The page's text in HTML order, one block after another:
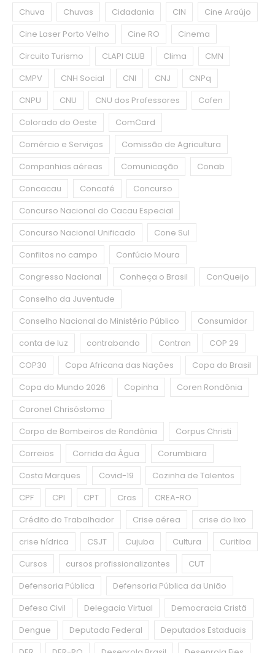
Chuva
Chuvas Cidadania CIN
Cine Araújo
Cine Laser Porto Velho
Cine RO
Cinema
Circuito Turismo
CLAPI CLUB Clima
CMN
CMPV
CNH Social CNI CNJ
CNPq
CNPU
CNU CNU dos Professores
Cofen
Colorado do Oeste
ComCard
Comércio e Serviços
Comissão de Agricultura
Companhias aéreas
Comunicação
Conab
Concacau
Concafé
Concurso
Concurso Nacional do Cacau Especial
Concurso Nacional Unificado
Cone Sul
Conflitos no campo
Confúcio Moura
Congresso Nacional
Conheça o Brasil
ConQueijo
Conselho da Juventude
Conselho Nacional do Ministério Público
Consumidor
conta de luz
contrabando Contran
COP 29
COP30
Copa Africana das Nações
Copa do Brasil
Copa do Mundo 2026
Copinha
Coren Rondônia
Coronel Chrisóstomo
Corpo de Bombeiros de Rondônia
Corpus Christi
Correios
Corrida da Água
Corumbiara
Costa Marques
Covid-19
Cozinha de Talentos
CPF
CPI CPT Cras
CREA-RO
Crédito do Trabalhador
Crise aérea
crise do lixo
crise hídrica
CSJT Cujuba Cultura
Curitiba
Cursos
cursos profissionalizantes
CUT
Defensoria Pública
Defensoria Pública da União
Defesa Civil
Delegacia Virtual
Democracia Cristã
Dengue
Deputada Federal
Deputados Estaduais